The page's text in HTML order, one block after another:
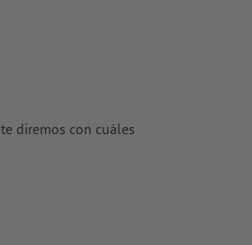
te diremos con cuáles